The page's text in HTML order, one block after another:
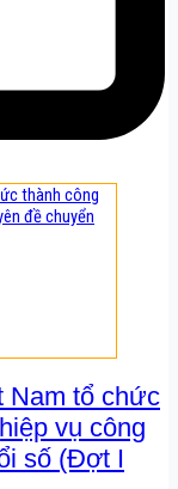
Nam tổ chức
vụ công
số (Đợt I